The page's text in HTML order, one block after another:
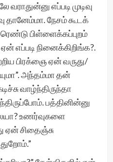
எப்படி முடிவு
தானேம்மா. நேசம் கூடக்
பிள்ளைக்கப்புறம்
எப்படி நினைக்கிறிங்க?.
பிரக்ஞை ஏன் வருது/
அந்தம்மா தன்
வாழ்ந்திருந்தா
பத்தினின்னு
உணர்வுகளை
ஏன் சிதைஞ்சு